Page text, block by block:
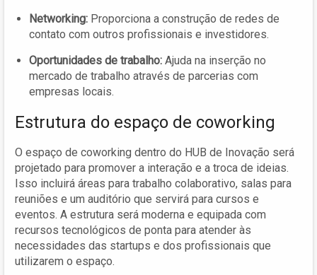
Networking: Proporciona a construção de redes de
contato com outros profissionais e investidores.
Oportunidades de trabalho: Ajuda na inserção no
mercado de trabalho através de parcerias com
empresas locais.
Estrutura do espaço de coworking
O espaço de coworking dentro do HUB de Inovação será
projetado para promover a interação e a troca de ideias.
Isso incluirá áreas para trabalho colaborativo, salas para
reuniões e um auditório que servirá para cursos e
eventos. A estrutura será moderna e equipada com
recursos tecnológicos de ponta para atender às
necessidades das startups e dos profissionais que
utilizarem o espaço.